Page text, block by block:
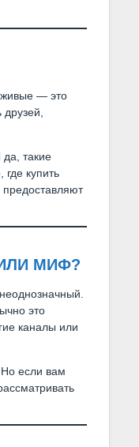
живые — это
такие
купить
предоставляют
МИФ?
это
каналы или
Но если вам